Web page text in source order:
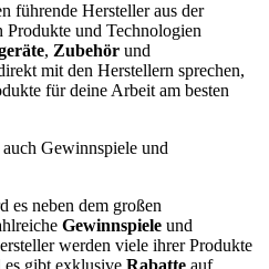
führende Hersteller aus der
Produkte und Technologien
, Zubehör und
mit den Herstellern sprechen,
für deine Arbeit am besten
Gewinnspiele und
es neben dem großen
Gewinnspiele und
werden viele ihrer Produkte